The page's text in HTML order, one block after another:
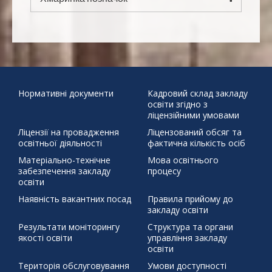
10
11 12 13 14 15
16
24
25 26 27 28 29
30
додому"
життя Святий Миколай ЦЕЙ ДЕНЬ В ІСТОРІЇ 30 березня 1392 р.
демонстраційний урок захист проєктів
писанка
профорієнтація тиждень права
Нормативні документи
Кадровий склад закладу
освіти згідно з
ліцензійними умовами
Ліцензії на провадження
освітньої діяльності
Ліцензований обсяг та
фактична кількість осіб
Матеріально-технічне
забезпечення закладу
освіти
Мова освітнього
процесу
Наявність вакантних посад
Правила прийому до
закладу освіти
Результати моніторингу
якості освіти
Структура та органи
управління закладу
освіти
Територія обслуговування
Умови доступності